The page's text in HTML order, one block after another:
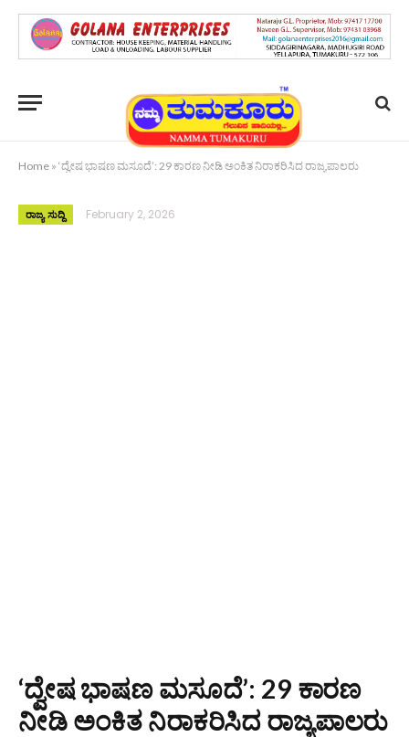
Home » ‘ದ್ವೇಷ ಭಾಷಣ ಮಸೂದೆ’: 29 ಕಾರಣ ನೀಡಿ ಅಂಕಿತ ನಿರಾಕರಿಸಿದ ರಾಜ್ಯಪಾಲರು
ರಾಜ್ಯ ಸುದ್ದಿ February 2, 2026
‘ದ್ವೇಷ ಭಾಷಣ ಮಸೂದೆ’: 29 ಕಾರಣ
ನೀಡಿ ಅಂಕಿತ ನಿರಾಕರಿಸಿದ ರಾಜ್ಯಪಾಲರು